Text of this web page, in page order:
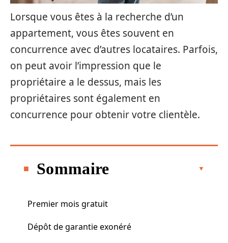
Lorsque vous êtes à la recherche d’un
appartement, vous êtes souvent en
concurrence avec d’autres locataires. Parfois,
on peut avoir l’impression que le
propriétaire a le dessus, mais les
propriétaires sont également en
concurrence pour obtenir votre clientèle.
Sommaire
Premier mois gratuit
Dépôt de garantie exonéré